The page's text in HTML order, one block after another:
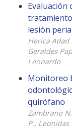
Evaluación
lesión
Herica Adad
Geraldes
Leonardo
Monitoreo
quirófano
Zambrano
P., Leonidas